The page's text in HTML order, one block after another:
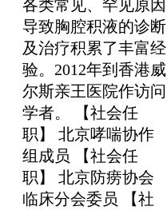
各类常见、罕见原因
导致胸腔积液的诊断
及治疗积累了丰富经
验。2012年到香港威
尔斯亲王医院作访问
学者。 【社会任
职】 北京哮喘协作
组成员 【社会任
职】 北京防痨协会
临床分会委员 【社